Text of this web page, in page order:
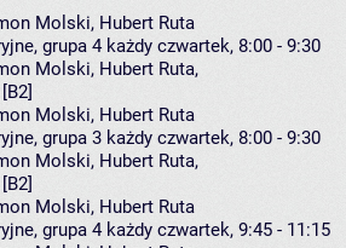
Molski, Hubert Ruta
grupa 4 każdy czwartek, 8:00 - 9:30
Molski, Hubert Ruta,
Molski, Hubert Ruta
grupa 3 każdy czwartek, 8:00 - 9:30
Molski, Hubert Ruta,
Molski, Hubert Ruta
grupa 4 każdy czwartek, 9:45 - 11:15